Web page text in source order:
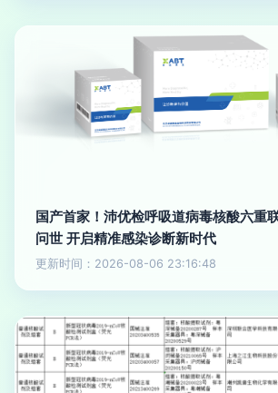
国产首家！沛优检呼吸道病毒核酸六重
问世 开启精准感染诊断新时代
更新时间：2026-08-06 23:16:48